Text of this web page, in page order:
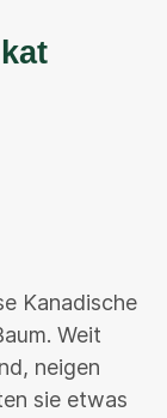
Kanadische
Weit
neigen
sie etwas